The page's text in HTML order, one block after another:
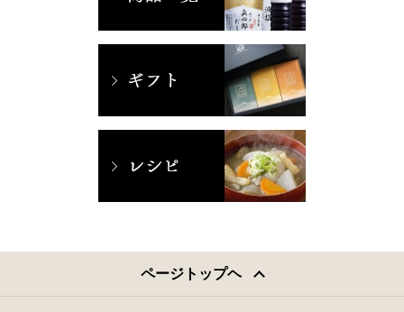
ページトップヘ